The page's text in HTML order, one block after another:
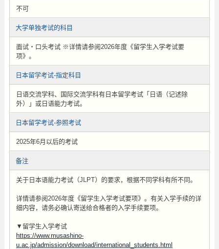
不可
大学单独考试的科目
面试・口头考试 ※详情请参阅2026年度《留学生入学考试要
项》。
日本留学考试-指定科目
日语交流学科、国际交流学科有日本留学考试「日语（记述除
外）」或日语能力考试。
日本留学考试-参照考试
2025年6月以后的考试
备注
关于日本语能力考试（JLPT）的要求，根据不同学科有所不同。
详情请参阅2026年度《留学生入学考试要项》。有关入学手续的详
细内容，请务必确认寄送给合格者的入学手续要项。
▼留学生入学考试
https://www.musashino-
u.ac.jp/admission/download/international_students.html